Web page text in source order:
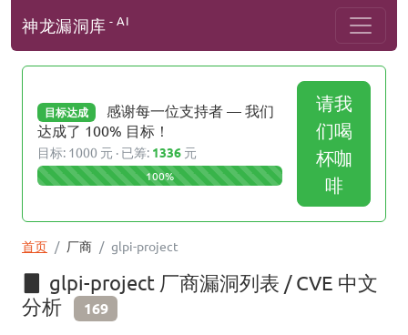
神龙漏洞库 - AI
目标达成
感谢每一位支持者 — 我们
达成了 100% 目标！
目标: 1000 元 · 已筹: 1336 元
100%
请我
们喝
杯咖
啡
首页 厂商 glpi-project
glpi-project 厂商漏洞列表 / CVE 中文
分析
169